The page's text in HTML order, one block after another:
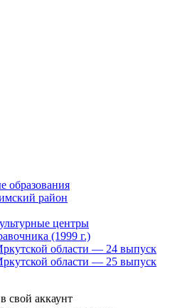
образования
район
центры
(1999 г.)
области — 24 выпуск
области — 25 выпуск
свой аккаунт